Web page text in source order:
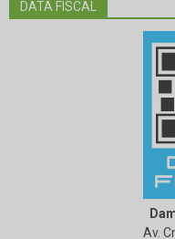
DATA FISCAL
Av.